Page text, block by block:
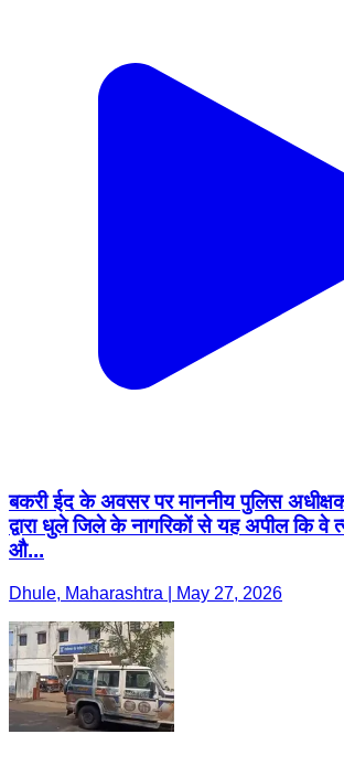
बकरी ईद के अवसर पर माननीय पुलिस
द्वारा धुले जिले के नागरिकों से यह अपील कि वे
औ...
Dhule, Maharashtra | May 27, 2026